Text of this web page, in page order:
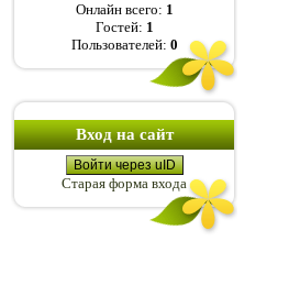
Онлайн всего: 1
Гостей: 1
Пользователей: 0
Вход на сайт
Войти через uID
Старая форма входа